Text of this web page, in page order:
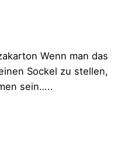
Wenn man das
Sockel zu stellen,
sein…..